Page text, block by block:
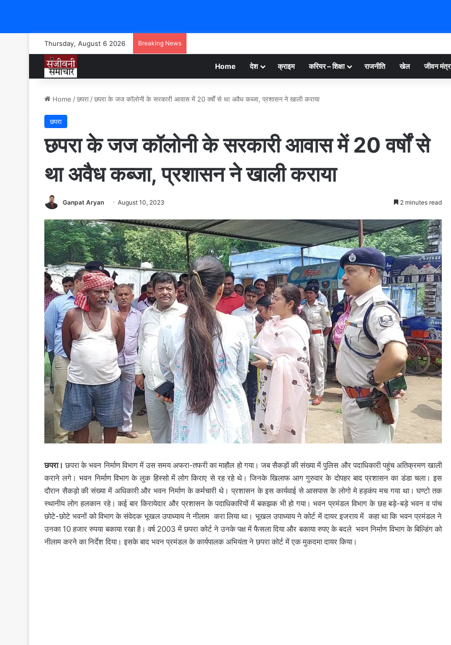
Thursday, August 6 2026 Breaking News
Home देश क्राइम करियर – शिक्षा राजनीति खेल जीवन मंत्र
Home /छपरा /छपरा के जज कॉलोनी के सरकारी आवास में 20 वर्षों से था अवैध कब्जा, प्रशासन ने खाली कराया
छपरा
छपरा के जज कॉलोनी के सरकारी आवास में 20 वर्षों से
था अवैध कब्जा, प्रशासन ने खाली कराया
Ganpat Aryan August 10, 2023 2 minutes read
छपरा। छपरा के भवन निर्माण विभाग में उस समय अफरा-तफरी का माहौल हो गया। जब सैकड़ों की संख्या में पुलिस और पदाधिकारी पहुंच अतिक्रमण खाली
कराने लगे। भवन निर्माण विभाग के लुक हिस्सो में लोग किराए से रह रहे थे। जिनके खिलाफ आग गुरुवार के दोपहर बाद प्रशासन का डंडा चला। इस
दौरान सैकड़ो की संख्या में अधिकारी और भवन निर्माण के कर्मचारी थे। प्रशासन के इस कार्यवाई से आसपास के लोगो मे हड़कंप मच गया था। घण्टो तक
स्थानीय लोग हलकान रहे। कई बार किरायेदार और प्रशासन के पदाधिकारियों में बकझक भी हो गया। भवन प्रमंडल विभाग के छह बड़े-बड़े भवन व पांच
छोटे-छोटे भवनों को विभाग के संवेदक भूखल उपाध्याय ने नीलाम करा लिया था। भूखल उपाध्याय ने कोर्ट में दायर इजराय में कहा था कि भवन प्रमंडल ने
उनका 10 हजार रुपया बकाया रखा है। वर्ष 2003 में छपरा कोर्ट ने उनके पक्ष में फैसला दिया और बकाया रुपए के बदले भवन निर्माण विभाग के बिल्डिंग को
नीलाम करने का निर्देश दिया। इसके बाद भवन प्रमंडल के कार्यपालक अभियंता ने छपरा कोर्ट में एक मुकदमा दायर किया।